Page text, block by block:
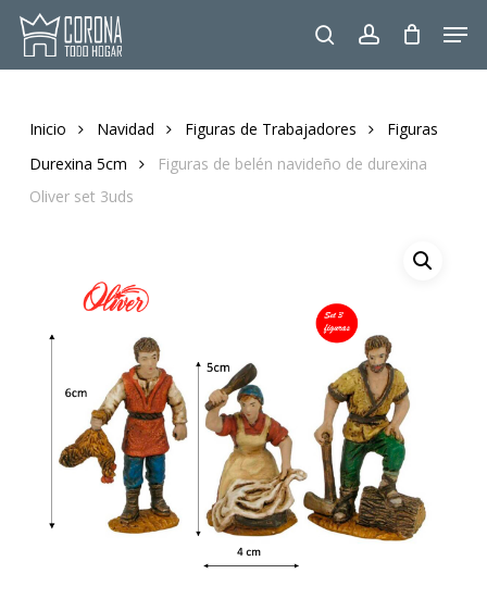
Skip
main
searchaccount
Inicio Navidad Figuras de Trabajadores
Figuras
Durexina 5cm
Figuras de belén navideño de durexina
Oliver set 3uds